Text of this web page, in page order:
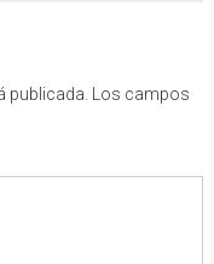
publicada.
Los campos